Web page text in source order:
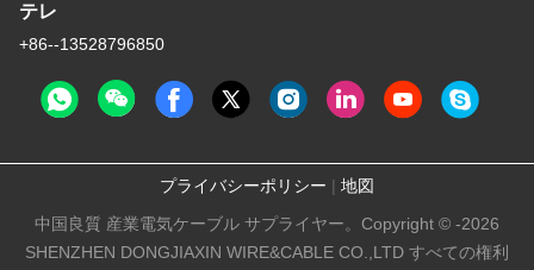
テレ
+86--13528796850
プライバシーポリシー | 地図
中国良質 産業電気ケーブル サプライヤー。Copyright © -2026
SHENZHEN DONGJIAXIN WIRE&CABLE CO.,LTD すべての権利